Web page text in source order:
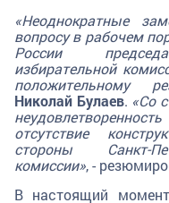
«Неоднократные
вопросу в рабочем
России
избирательной
положительному
Николай Булаев. «Со
отсутствие
стороны Санкт-
комиссии», -
В настоящий